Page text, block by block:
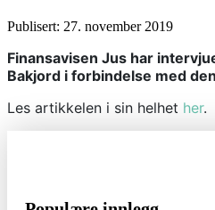
Publisert: 27. november 2019
Finansavisen Jus har
Bakjord i forbindelse med
Les artikkelen i sin helhet her.